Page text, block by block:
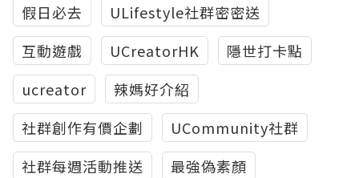
假日必去
ULifestyle社群密密送
互動遊戲
UCreatorHK
隱世打卡點
ucreator
辣媽好介紹
社群創作有價企劃
UCommunity社群
社群每週活動推送
最強偽素顏